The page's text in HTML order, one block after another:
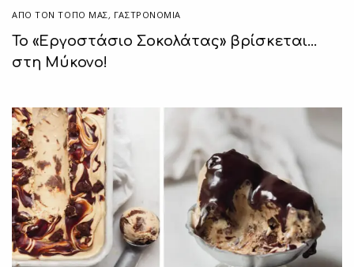
ΑΠΌ ΤΟΝ ΤΌΠΟ ΜΑΣ, ΓΑΣΤΡΟΝΟΜΙΑ
Το «Εργοστάσιο Σοκολάτας» βρίσκεται…
στη Μύκονο!